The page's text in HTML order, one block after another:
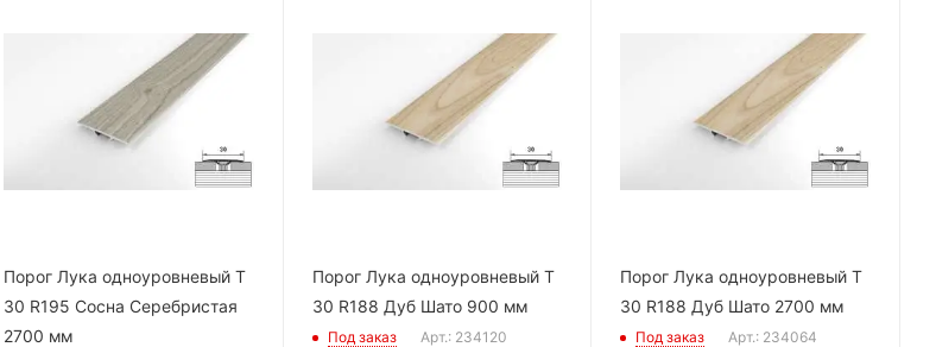
Порог Лука одноуровневый Т
30 R195 Сосна Серебристая
2700 мм
Порог Лука одноуровневый Т
30 R188 Дуб Шато 900 мм
Под заказ Арт.: 234120
Порог Лука одноуровневый Т
30 R188 Дуб Шато 2700 мм
Под заказ Арт.: 234064